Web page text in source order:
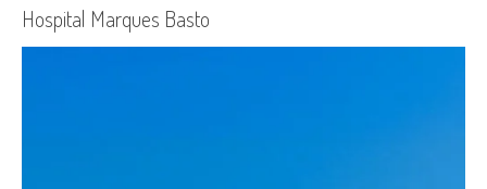
Hospital Marques Basto